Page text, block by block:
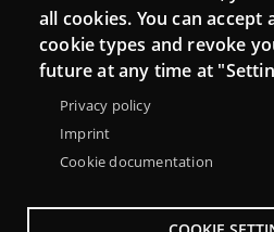
Newsletters
all cookies. You can
cookie types and revoke
future at any time at
Privacy policy
Imprint
Cookie documentation